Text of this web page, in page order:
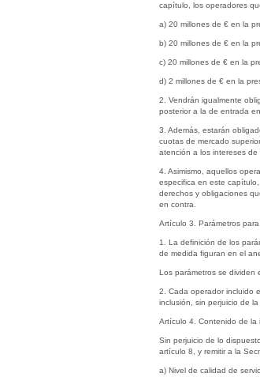
capítulo, los operadores
a) 20 millones de € en la
b) 20 millones de € en la
c) 20 millones de € en la
d) 2 millones de € en la
2. Vendrán igualmente
posterior a la de entrada
3. Además, estarán
cuotas de mercado
atención a los intereses de
4. Asimismo, aquellos
especifica en este
derechos y obligaciones
en contra.
Artículo 3. Parámetros
1. La definición de los
de medida figuran en el
Los parámetros se dividen
2. Cada operador incluido
inclusión, sin perjuicio de
Artículo 4. Contenido de la
Sin perjuicio de lo
artículo 8, y remitir a la
a) Nivel de calidad de